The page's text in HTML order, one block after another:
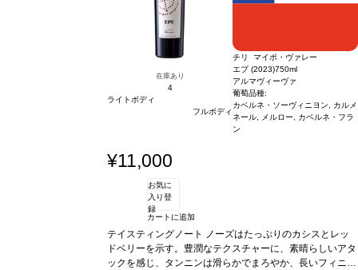
在庫あり
4
ライトボディ
フルボディ
チリ マイポ・ヴァレー
エプ (2023)750ml
アルマヴィーヴァ
葡萄品種:
カベルネ・ソーヴィニヨン, カルメ
ネール, メルロー, カベルネ・フラ
ン
¥11,000
お気に
入り登
録
カートに追加
テイスティングノート ノーズはたっぷりのカシスとレッ
ドベリーを示す。豊潤なテクスチャーに、素晴らしいアタ
ックを感じ、タンニンは滑らかでまろやか、長いフィニッ